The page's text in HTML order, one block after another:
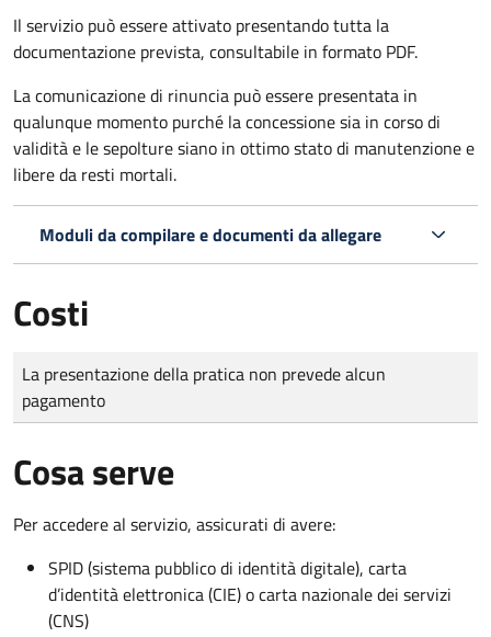
Il servizio può essere attivato presentando tutta la
documentazione prevista, consultabile in formato PDF.
La comunicazione di rinuncia può essere presentata in
qualunque momento purché la concessione sia in corso di
validità e le sepolture siano in ottimo stato di manutenzione e
libere da resti mortali.
Moduli da compilare e documenti da allegare
Costi
Tipo di pagamento
Importo
La presentazione della pratica non prevede alcun
pagamento
Cosa serve
Per accedere al servizio, assicurati di avere:
SPID (sistema pubblico di identità digitale), carta
d’identità elettronica (CIE) o carta nazionale dei servizi
(CNS)